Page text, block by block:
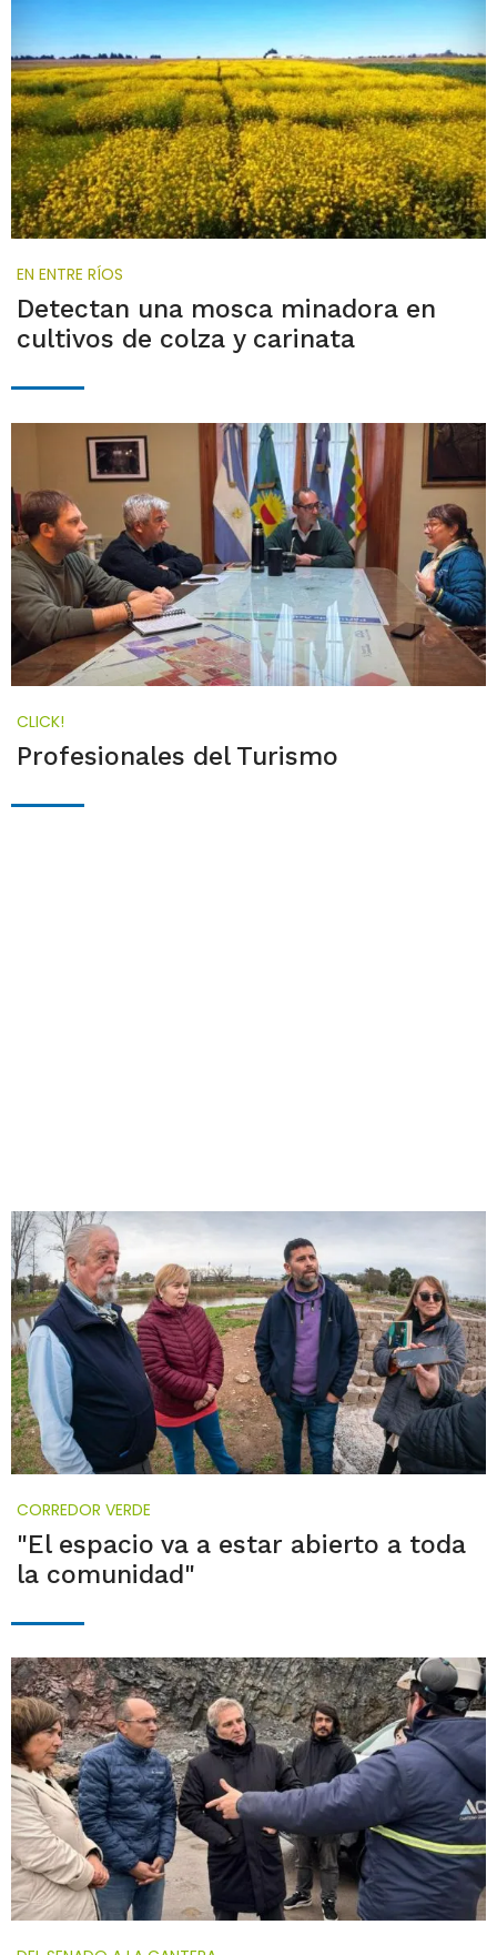
EN ENTRE RÍOS
Detectan una mosca minadora en
cultivos de colza y carinata
CLICK!
Profesionales del Turismo
CORREDOR VERDE
"El espacio va a estar abierto a toda
la comunidad"